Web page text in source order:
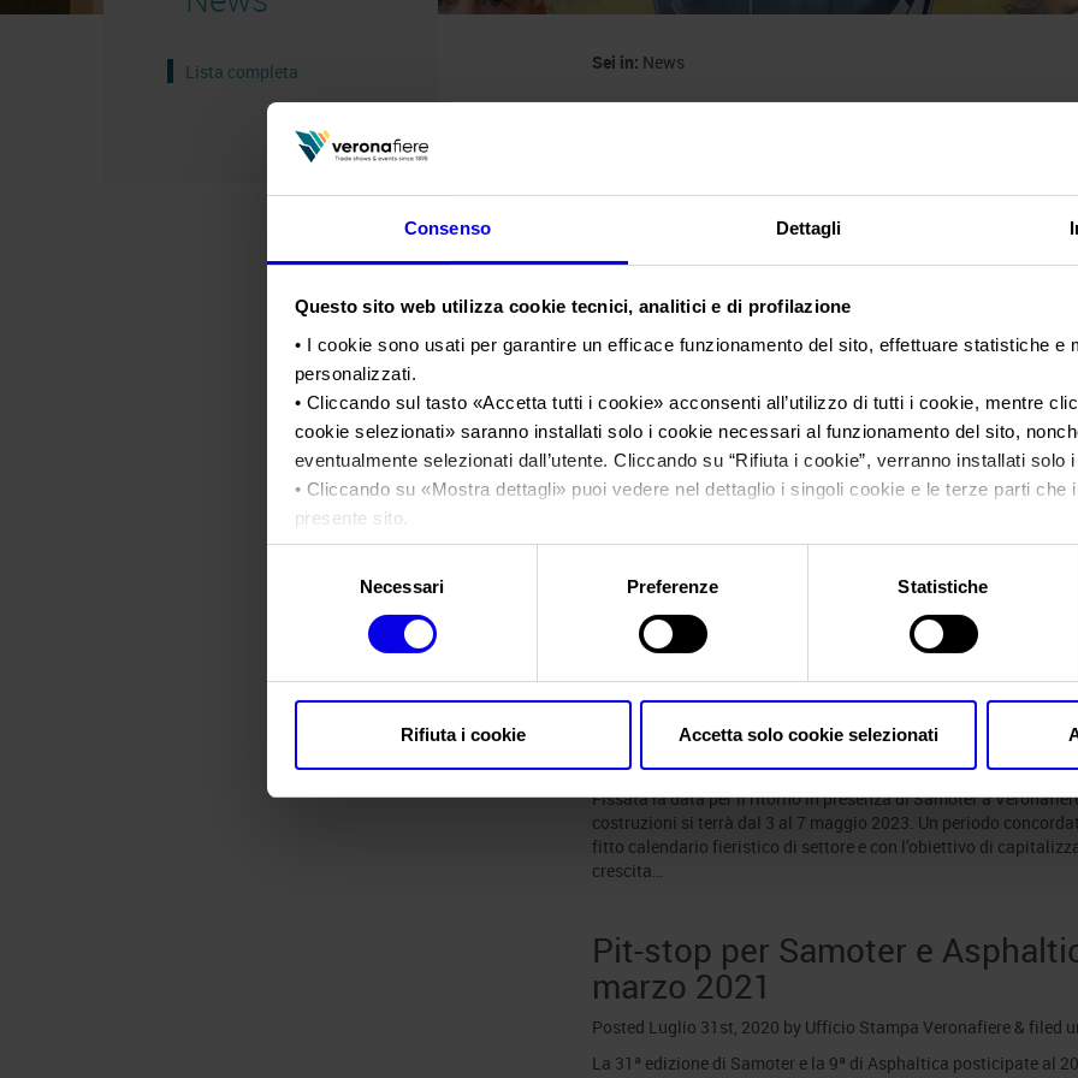
Consenso Dettagli
Questo sito web utilizza cookie tecnici, analitici e di profilazione
• I cookie sono usati per garantire un efficace funzionamento del sito, effettuare statistiche e
personalizzati.
• Cliccando sul tasto «Accetta tutti i cookie» acconsenti all’utilizzo di tutti i cookie, mentre
cookie selezionati» saranno installati solo i cookie necessari al funzionamento del sito,
eventualmente selezionati dall’utente. Cliccando su “Rifiuta i cookie”, verranno installati solo
• Cliccando su «Mostra dettagli» puoi vedere nel dettaglio i singoli cookie e le terze parti che
presente sito.
•Clicca quiper visualizzare l'informativa sulla privacy.
Necessari Preferenze Statistiche
Rifiuta i cookie Accetta solo cookie selezionati
Lista completa Sei in: News
Veronafiere e
partnership verso
Posts Tagged:unacea
Veronafiere e Unacea
Samoter 2029
PostedMaggio 7th, 2026 byUfficio Stampa Veronafiere&filed
Si rafforza la collaborazione tra Veronafiere e UNACEA,
sottoscritto a Verona, nel corso della seconda giornata di
strategico del Salone internazionale triennale delle macchine
Samoter, la 31ª edizione in
2023
PostedFebbraio 28th, 2022byUfficio Stampa Veronafiere&
Fissata la data per il ritorno in presenza di Samoter a
costruzioni si terrà dal 3 al 7 maggio 2023. Un periodo
fitto calendario fieristico di settore e con l’obiettivo di
crescita…
Pit-stop per Samoter e
marzo 2021
Posted Luglio 31st, 2020 by Ufficio Stampa Veronafiere & filed
La 31ª edizione di Samoter e la 9ª di Asphaltica posticipate al